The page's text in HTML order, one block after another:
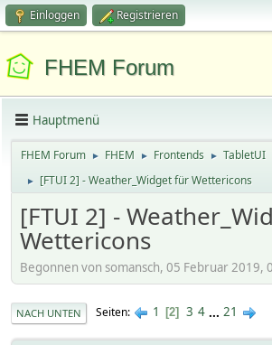
Einloggen Registrieren
FHEM Forum
Hauptmenü
FHEM Forum ► FHEM ► Frontends ► TabletUI
► [FTUI 2] - Weather_Widget für Wettericons
[FTUI 2] -
Wettericons
Begonnen von somansch, 05 Februar 2019,
NACH UNTEN Seiten 1 2 3 4 ... 21